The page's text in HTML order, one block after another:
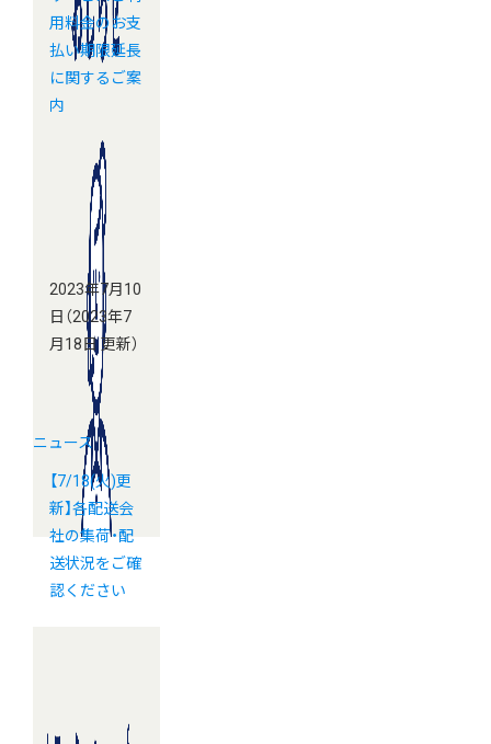
用料金のお支
払い期限延長
に関するご案
内
2023年7月10
日 （2023年7
月18日 更新）
ニュース
【7/18(火)更
新】各配送会
社の集荷・配
送状況をご確
認ください